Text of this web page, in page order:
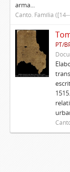
arma...
Canto. Família
PT/